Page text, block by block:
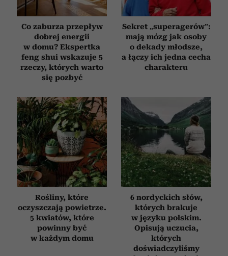
Co zaburza przepływ
dobrej energii
w domu? Ekspertka
feng shui wskazuje 5
rzeczy, których warto
się pozbyć
Sekret „superagerów”:
mają mózg jak osoby
o dekady młodsze,
a łączy ich jedna cecha
charakteru
Rośliny, które
oczyszczają powietrze.
5 kwiatów, które
powinny być
w każdym domu
6 nordyckich słów,
których brakuje
w języku polskim.
Opisują uczucia,
których
doświadczyliśmy